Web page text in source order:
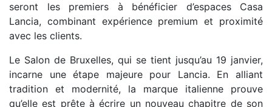
seront les premiers à bénéficier d’espaces Casa
Lancia, combinant expérience premium et proximité
avec les clients.
Le Salon de Bruxelles, qui se tient jusqu’au 19 janvier,
incarne une étape majeure pour Lancia. En alliant
tradition et modernité, la marque italienne prouve
qu’elle est prête à écrire un nouveau chapitre de son